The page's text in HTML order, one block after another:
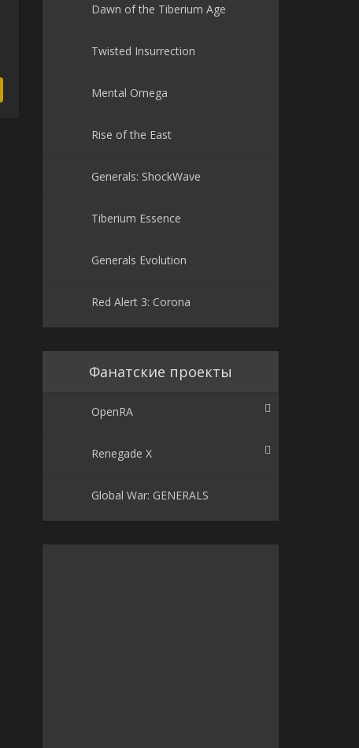
Dawn of the Tiberium Age
Twisted Insurrection
Mental Omega
Rise of the East
Generals: ShockWave
Tiberium Essence
Generals Evolution
Red Alert 3: Corona
Фанатские проекты
OpenRA
Renegade X
Global War: GENERALS